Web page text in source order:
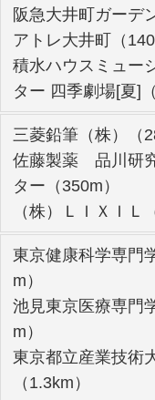
阪急大井町ガーデ
アトレ大井町（
積水ハウスミュー
ター 四季劇場[夏]
三菱鉛筆（株）（
佐藤製薬 品川研
ター（350m）
（株）ＬＩＸＩＬ
東京健康科学専門
m）
池見東京医療専門
m）
東京都立産業技術
（1.3km）